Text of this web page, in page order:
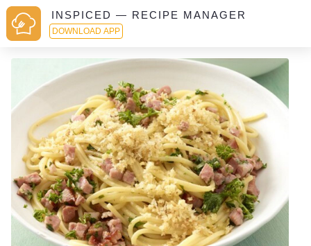
INSPICED — RECIPE MANAGER
DOWNLOAD APP